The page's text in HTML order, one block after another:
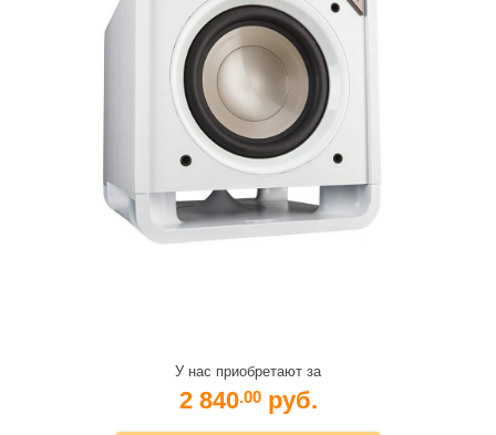
У нас приобретают за
2 840.00 руб.